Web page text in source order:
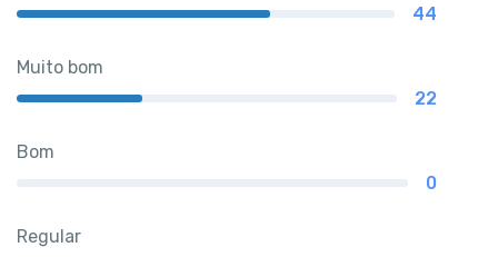
44
Muito bom
22
Bom
0
Regular